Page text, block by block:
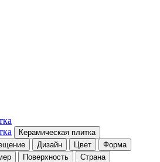
Керамическая плитка
Дизайн Цвет
Форма
Поверхность Страна